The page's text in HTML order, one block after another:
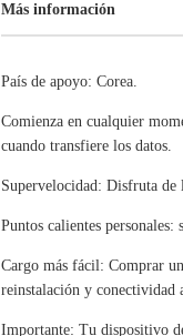
Más información
País de apoyo: Corea.
Comienza en cualquier
cuando transfiere los datos.
Supervelocidad: Disfruta de
Puntos calientes
Cargo más fácil: Comprar
reinstalación y conectividad
Importante: Tu dispositivo